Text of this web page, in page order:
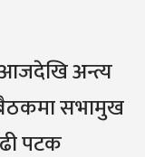
अन्त्य
सभामुख
पटक